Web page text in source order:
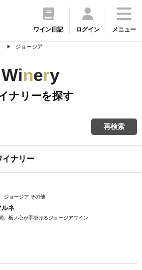
ワイン日記 ログイン メニュー
ジョージア
Winery
ナリーを探す
再検索
イナリー
ジョージア その他
ルネ
、栃ノ心が手掛けるジョージアワイン